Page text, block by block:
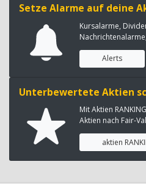
Setze Alarme auf deine
Kursalarme,
Alerts
Unterbewertete Aktien
Mit Aktien
Aktien nach Fair-
aktien